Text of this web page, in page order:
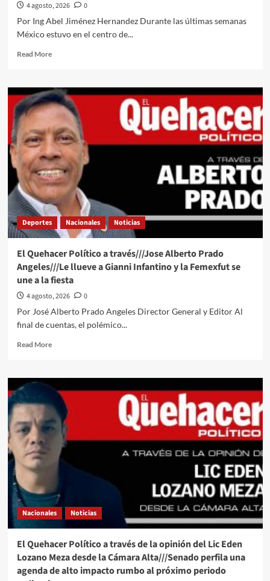
4 agosto, 2026
0
Por Ing Abel Jiménez Hernandez Durante las últimas semanas
México estuvo en el centro de...
Read MoreRead
El
Quehacer
Político
de
Todo
un
Poco
a
través
de
la
opinión
del
Abel
Jiménez
Hernandez///Después
del
el
verdadero
apenas
Deportes Nacionales Noticias
El Quehacer Político a través///Jose Alberto Prado
Angeles///Le llueve a Gianni Infantino y la Femexfut se
une a la fiesta
4 agosto, 2026
0
Por José Alberto Prado Angeles Director General y Editor Al
final de cuentas, el polémico...
Read MoreRead
El
Quehacer
Político
a
través///Jose
Alberto
Prado
Angeles///Le
Gianni
Infantino
y
se
une
a
Nacionales Noticias
El Quehacer Político a través de la opinión del Lic Eden
Lozano Meza desde la Cámara Alta///Senado perfila una
agenda de alto impacto rumbo al próximo periodo